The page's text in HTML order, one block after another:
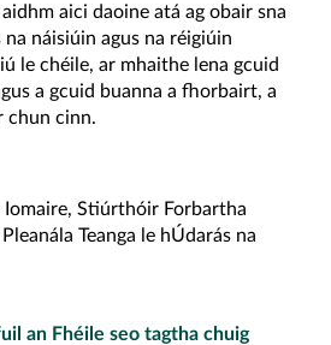
aici daoine atá ag obair sna
na náisiúin agus na réigiúin
le chéile, ar mhaithe lena gcuid
a gcuid buanna a fhorbairt, a
chun cinn.
Iomaire, Stiúrthóir Forbartha
Teanga le hÚdarás na
an Fhéile seo tagtha chuig